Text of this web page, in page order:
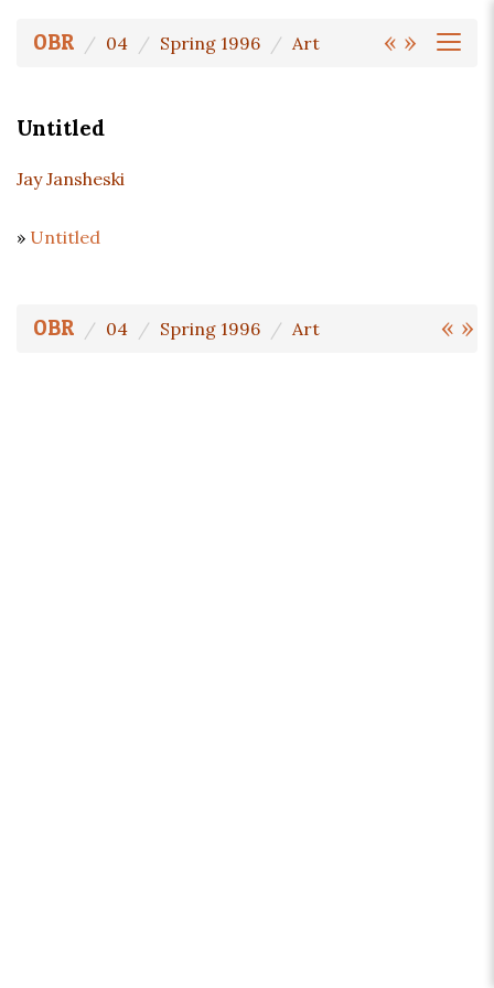
« »
OBR 04 Spring 1996 Art
Untitled
Jay Jansheski
» Untitled
« »
OBR 04 Spring 1996 Art